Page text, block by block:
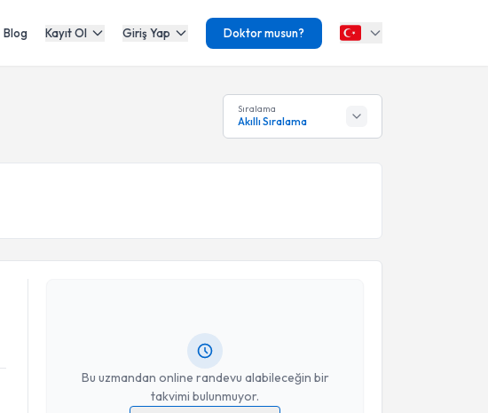
Blog Kayıt Ol Giriş Yap Doktor musun?
Sıralama
Akıllı Sıralama
Bu uzmandan online randevu alabileceğin bir
takvimi bulunmuyor.
Psk. Fatmanur Çal